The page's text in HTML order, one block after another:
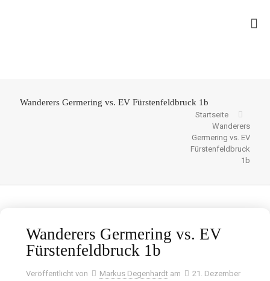
Wanderers Germering vs. EV Fürstenfeldbruck 1b
Startseite
Wanderers
Germering vs. EV
Fürstenfeldbruck
1b
Wanderers Germering vs. EV
Fürstenfeldbruck 1b
Veröffentlicht von Markus Degenhardt am
21. Dezember